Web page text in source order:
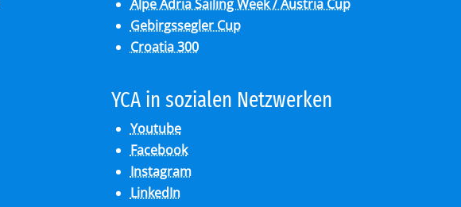
Alpe Adria Sailing Week / Austria Cup
Gebirgssegler Cup
Croatia 300
YCA in so­zia­len Netz­wer­ken
Youtube
Facebook
Instagram
LinkedIn